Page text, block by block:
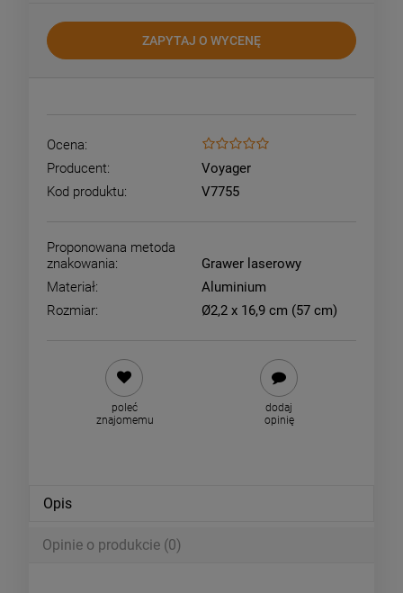
ZAPYTAJ O WYCENĘ
Ocena:
Producent:
Voyager
Kod produktu:
V7755
Proponowana metoda
znakowania:
Grawer laserowy
Materiał:
Aluminium
Rozmiar:
Ø2,2 x 16,9 cm (57 cm)
poleć
znajomemu
dodaj
opinię
Opis
Opinie o produkcie (0)